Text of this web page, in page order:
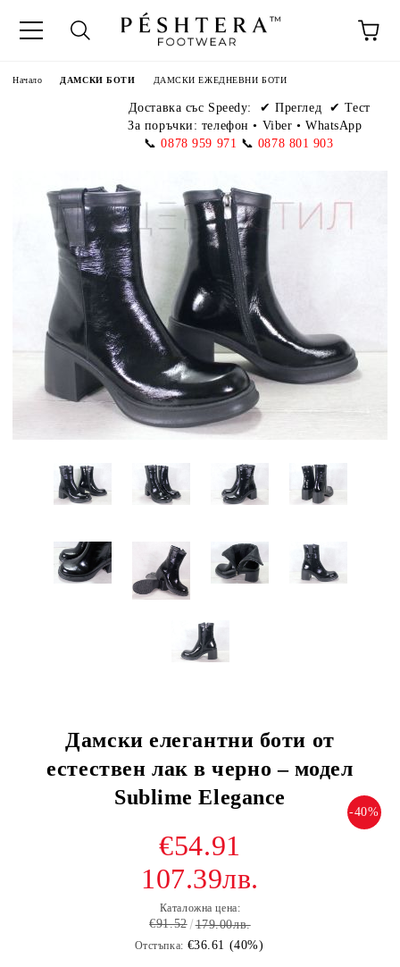
Начало ДАМСКИ БОТИ ДАМСКИ ЕЖЕДНЕВНИ БОТИ
Доставка със Speedy:
✔ Преглед ✔ Тест
За поръчки: телефон• Viber • WhatsApp
📞 0878 959 971 📞 0878 801 903
Дамски елегантни боти от
естествен лак в черно – модел
Sublime Elegance
-40%
€54.91
107.39лв.
Каталожна цена:
€91.52 179.00лв.
Отстъпка: €36.61 (40%)